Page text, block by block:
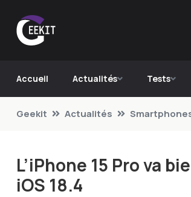
Accueil Actualités Tests
Geekit Actualités
L’iPhone 15 Pro va
iOS 18.4